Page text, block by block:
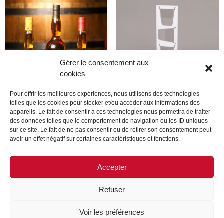
Gérer le consentement aux
cookies
Pour offrir les meilleures expériences, nous utilisons des technologies
telles que les cookies pour stocker et/ou accéder aux informations des
appareils. Le fait de consentir à ces technologies nous permettra de traiter
des données telles que le comportement de navigation ou les ID uniques
sur ce site. Le fait de ne pas consentir ou de retirer son consentement peut
avoir un effet négatif sur certaines caractéristiques et fonctions.
Accepter
Refuser
Voir les préférences
Produit
Lire la suite
Produit
Lire la suite